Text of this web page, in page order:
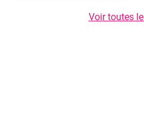
Voir toutes